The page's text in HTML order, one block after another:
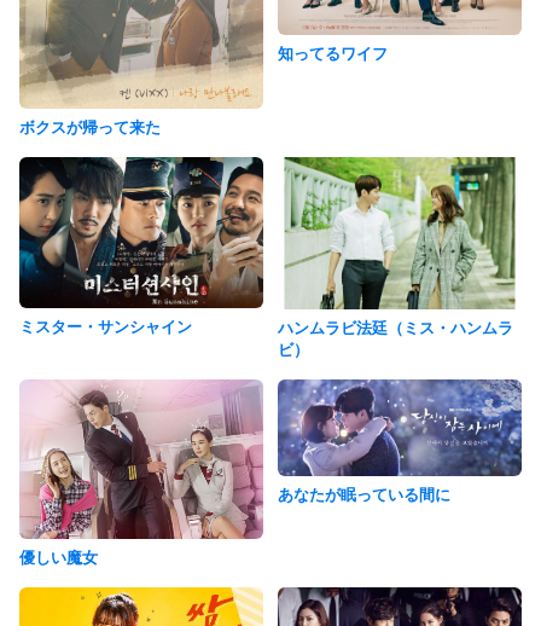
ボクスが帰って来た
知ってるワイフ
ミスター・サンシャイン
ハンムラビ法廷（ミス・ハンムラ
ビ）
優しい魔女
あなたが眠っている間に